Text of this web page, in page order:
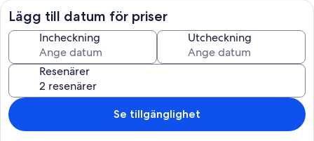
Everöd är den perfekta utgångspunkten för att utforska Skåne-
regionen. Besök de fina sandstränderna i Yngsjö, Åhus och Rigeleje
eller vandra genom Forsakars naturreservat med sina imponerande
vattenfall. Kanotpaddling på sjöarna Immeln och Ivösjön ger dig en
unik naturupplevelse. En utflykt till Blekinge skärgård eller till de
böljande kullarna i Brösarps Backar och Stenshuvud lovar
oförglömliga intryck. Loppmarknadsbesök och närliggande slott,
Lägg till datum för priser
Incheckning Utcheckning
Resenärer
Se tillgänglighet